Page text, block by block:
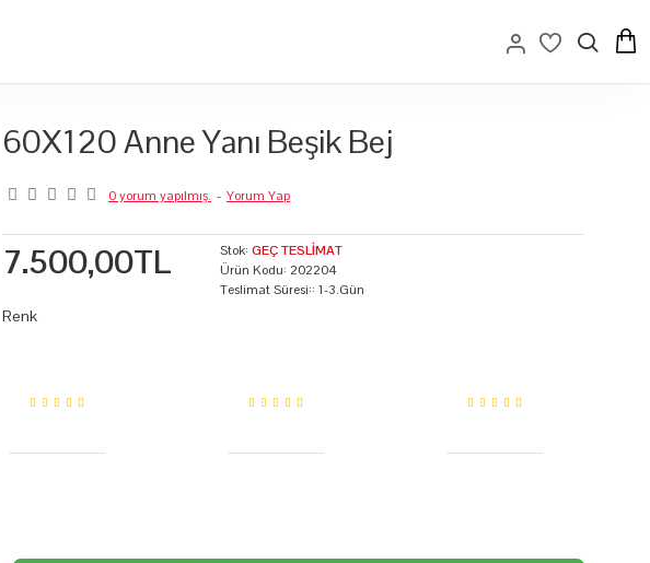
60X120 Anne Yanı Beşik Bej
0 yorum yapılmış. - Yorum Yap
7.500,00TL Stok: GEÇ TESLIMAT
Ürün Kodu: 202204
Teslimat Süresi:: 1-3.Gün
Renk